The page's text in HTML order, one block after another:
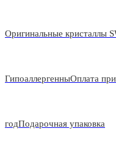
Оригинальные кристаллы
ГипоаллергенныОплата
годПодарочная упаковка